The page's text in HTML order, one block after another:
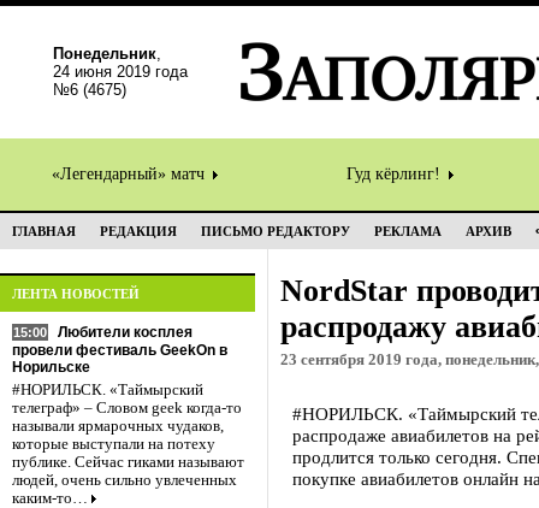
Понедельник,
24 июня 2019 года
№6 (4675)
«Легендарный» матч Гуд кёрлинг!
ГЛАВНАЯ РЕДАКЦИЯ ПИСЬМО РЕДАКТОРУ РЕКЛАМА АРХИВ
ЛЕНТА НОВОСТЕЙ
15:00
Любители косплея
провели фестиваль GeekOn в
Норильске
#НОРИЛЬСК. «Таймырский
телеграф» – Словом geek когда-то
называли ярмарочных чудаков,
которые выступали на потеху
публике. Сейчас гиками называют
людей, очень сильно увлеченных
каким-то…
NordStar
распродажу
23 сентября 2019 года,
#НОРИЛЬСК. «Таймырский
распродаже авиабилетов на
продлится только сегодня.
покупке авиабилетов онлайн